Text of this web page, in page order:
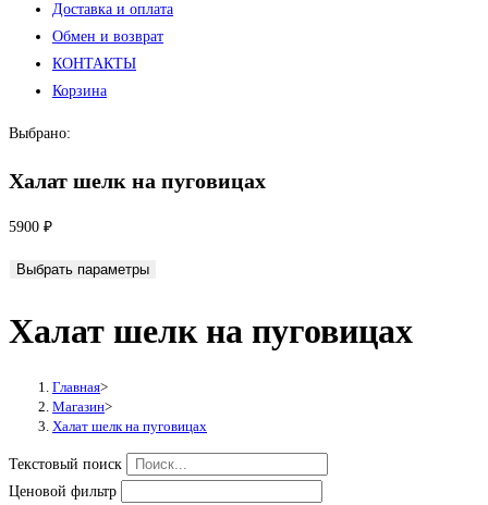
Доставка и оплата
Обмен и возврат
КОНТАКТЫ
Корзина
Выбрано:
Халат шелк на пуговицах
5900 ₽
Выбрать параметры
Халат шелк на пуговицах
Главная>
Магазин>
Халат шелк на пуговицах
Текстовый поиск
Ценовой фильтр